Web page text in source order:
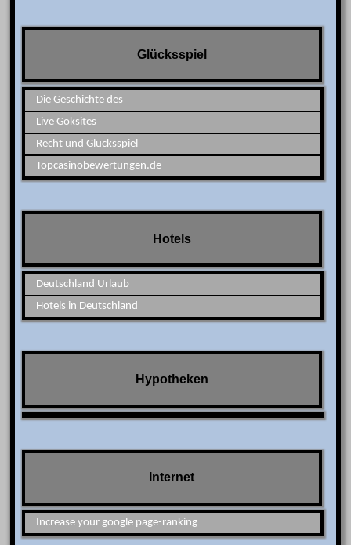
Glücksspiel
Die Geschichte des
Live Goksites
Recht und Glücksspiel
Topcasinobewertungen.de
Hotels
Deutschland Urlaub
Hotels in Deutschland
Hypotheken
Internet
Increase your google page-ranking